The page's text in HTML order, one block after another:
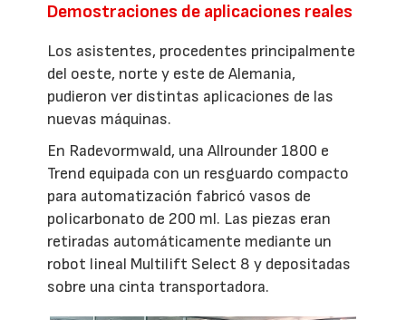
Demostraciones de aplicaciones reales
Los asistentes, procedentes principalmente
del oeste, norte y este de Alemania,
pudieron ver distintas aplicaciones de las
nuevas máquinas.
En Radevormwald, una Allrounder 1800 e
Trend equipada con un resguardo compacto
para automatización fabricó vasos de
policarbonato de 200 ml. Las piezas eran
retiradas automáticamente mediante un
robot lineal Multilift Select 8 y depositadas
sobre una cinta transportadora.